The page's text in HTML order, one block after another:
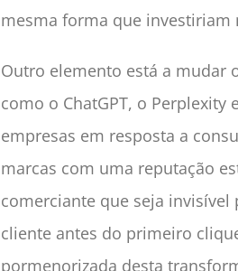
mesma forma que
Outro elemento está a mudar
como o ChatGPT, o Perplexity
empresas em resposta a
marcas com uma reputação
comerciante que seja invisível
cliente antes do primeiro
pormenorizada desta